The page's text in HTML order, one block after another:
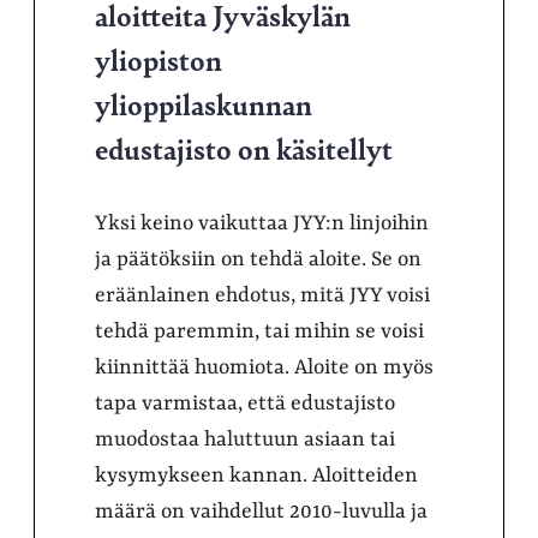
aloitteita Jyväskylän
yliopiston
ylioppilaskunnan
edustajisto on käsitellyt
Yksi keino vaikuttaa JYY:n linjoihin
ja päätöksiin on tehdä aloite. Se on
eräänlainen ehdotus, mitä JYY voisi
tehdä paremmin, tai mihin se voisi
kiinnittää huomiota. Aloite on myös
tapa varmistaa, että edustajisto
muodostaa haluttuun asiaan tai
kysymykseen kannan. Aloitteiden
määrä on vaihdellut 2010-luvulla ja